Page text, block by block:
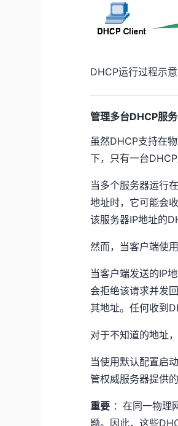
DHCP运行过程示
管理多台DHCP服
虽然DHCP支持在
下，只有一台
当多个服务器运行
地址时，它可能会
该服务器IP地址的
然而，当客户端使
当客户端发送的IP
会拒绝该请求并发
其地址。任何收到
对于不知道的地址
当使用默认配置启
管权威服务器提供的
重要 ：在同一物理
题。因此，这些